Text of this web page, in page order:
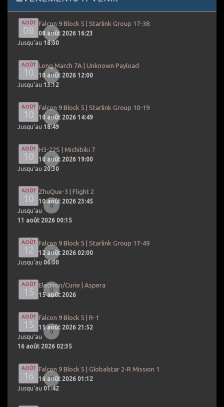
AOÛT
08 0
Falcon 9 Block 5 | Starlink Group 17-38
08 août 2026 16:23
Jusqu’au 18:00
AOÛT
10 0
Long March 7A | Unknown Payload
10 août 2026 12:00
Jusqu’au 13:12
AOÛT
10 0
Falcon 9 Block 5 | Starlink Group 10-19
10 août 2026 14:49
Jusqu’au 18:49
AOÛT
10 0
H3-22S | Michibiki 7
10 août 2026 19:00
Jusqu’au 20:30
AOÛT
10
0
ZhuQue-3 | Flight 2
10 août 2026 23:45
Jusqu’au
11 août 2026 00:15
AOÛT
12 0
Falcon 9 Block 5 | Starlink Group 17-49
12 août 2026 02:00
Jusqu’au 06:00
AOÛT
15 0
Electron/Curie | Aspera
15 août 2026
AOÛT
15
0
Falcon 9 Block 5 | R-1
15 août 2026 21:52
Jusqu’au
16 août 2026 02:35
AOÛT
16 0
Falcon 9 Block 5 | Globalstar 2-R Mission 1
16 août 2026 01:12
Jusqu’au 01:42